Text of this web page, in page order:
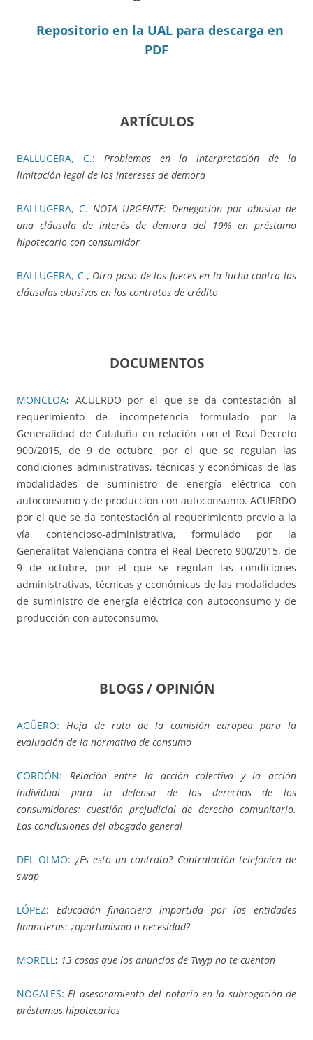
Repositorio en la UAL para descarga en
PDF
ARTÍCULOS
BALLUGERA, C.: Problemas en la interpretación de la
limitación legal de los intereses de demora
BALLUGERA, C. NOTA URGENTE: Denegación por abusiva de
una cláusula de interés de demora del 19% en préstamo
hipotecario con consumidor
BALLUGERA, C., Otro paso de los Jueces en la lucha contra las
cláusulas abusivas en los contratos de crédito
DOCUMENTOS
MONCLOA: ACUERDO por el que se da contestación al
requerimiento de incompetencia formulado por la
Generalidad de Cataluña en relación con el Real Decreto
900/2015, de 9 de octubre, por el que se regulan las
condiciones administrativas, técnicas y económicas de las
modalidades de suministro de energía eléctrica con
autoconsumo y de producción con autoconsumo. ACUERDO
por el que se da contestación al requerimiento previo a la
vía contencioso-administrativa, formulado por la
Generalitat Valenciana contra el Real Decreto 900/2015, de
9 de octubre, por el que se regulan las condiciones
administrativas, técnicas y económicas de las modalidades
de suministro de energía eléctrica con autoconsumo y de
producción con autoconsumo.
BLOGS / OPINIÓN
AGÜERO: Hoja de ruta de la comisión europea para la
evaluación de la normativa de consumo
CORDÓN: Relación entre la acción colectiva y la acción
individual para la defensa de los derechos de los
consumidores: cuestión prejudicial de derecho comunitario.
Las conclusiones del abogado general
DEL OLMO: ¿Es esto un contrato? Contratación telefónica de
swap
LÓPEZ: Educación financiera impartida por las entidades
financieras: ¿oportunismo o necesidad?
MORELL: 13 cosas que los anuncios de Twyp no te cuentan
NOGALES:El asesoramiento del notario en la subrogación de
préstamos hipotecarios